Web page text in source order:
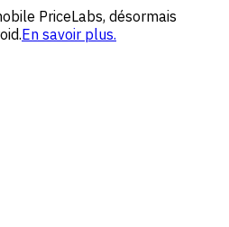
PriceLabs, désormais
En savoir plus.